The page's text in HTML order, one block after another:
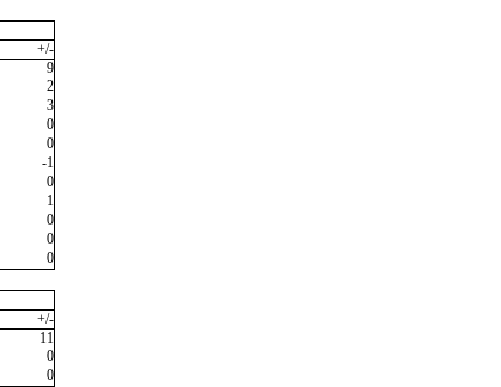
+/-
9
2
3
0
0
-1
0
1
0
0
0
+/-
11
0
0